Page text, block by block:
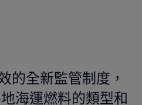
的全新監管制度，
海運燃料的類型和